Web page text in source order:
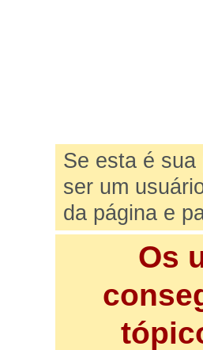
Se esta é
ser um
da página e
Os